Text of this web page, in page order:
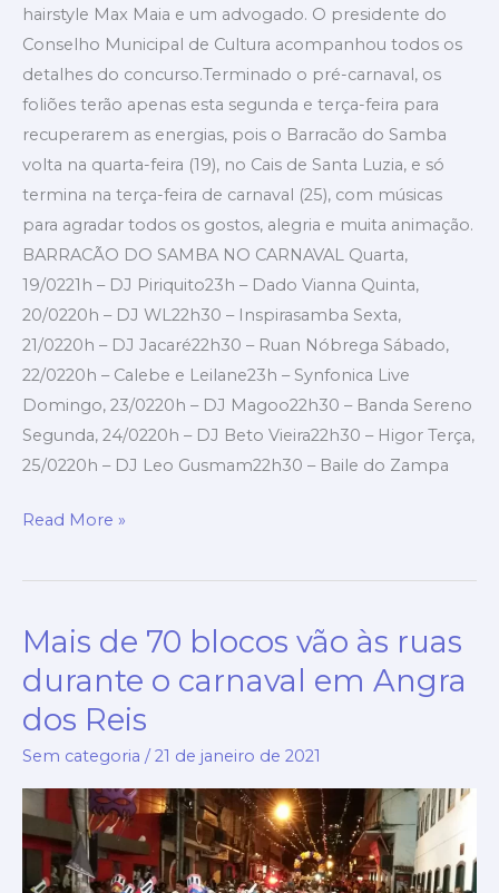
hairstyle Max Maia e um advogado. O presidente do
Conselho Municipal de Cultura acompanhou todos os
detalhes do concurso.Terminado o pré-carnaval, os
foliões terão apenas esta segunda e terça-feira para
recuperarem as energias, pois o Barracão do Samba
volta na quarta-feira (19), no Cais de Santa Luzia, e só
termina na terça-feira de carnaval (25), com músicas
para agradar todos os gostos, alegria e muita animação.
BARRACÃO DO SAMBA NO CARNAVAL Quarta,
19/0221h – DJ Piriquito23h – Dado Vianna Quinta,
20/0220h – DJ WL22h30 – Inspirasamba Sexta,
21/0220h – DJ Jacaré22h30 – Ruan Nóbrega Sábado,
22/0220h – Calebe e Leilane23h – Synfonica Live
Domingo, 23/0220h – DJ Magoo22h30 – Banda Sereno
Segunda, 24/0220h – DJ Beto Vieira22h30 – Higor Terça,
25/0220h – DJ Leo Gusmam22h30 – Baile do Zampa
Read More »
Mais de 70 blocos vão às ruas
durante o carnaval em Angra
dos Reis
Sem categoria / 21 de janeiro de 2021
Mais
de
70
blocos
vão
às
ruas
durante